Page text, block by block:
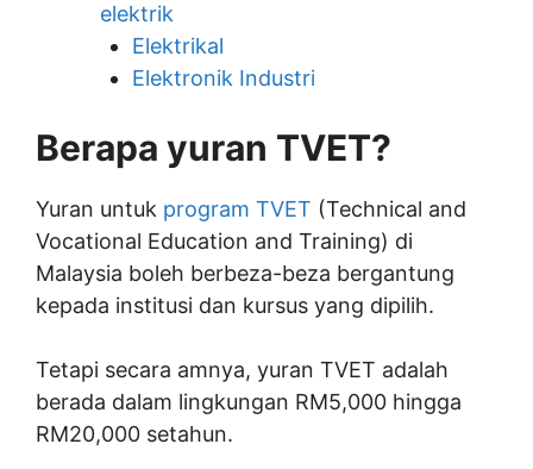
elektrik
Elektrikal
Elektronik Industri
Berapa yuran TVET?
Yuran untuk program TVET (Technical and
Vocational Education and Training) di
Malaysia boleh berbeza-beza bergantung
kepada institusi dan kursus yang dipilih.
Tetapi secara amnya, yuran TVET adalah
berada dalam lingkungan RM5,000 hingga
RM20,000 setahun.